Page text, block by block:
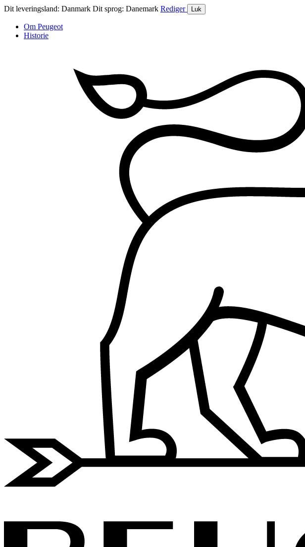
Dit leveringsland: Danmark Dit sprog: Danemark Rediger Luk
Om Peugeot
Historie